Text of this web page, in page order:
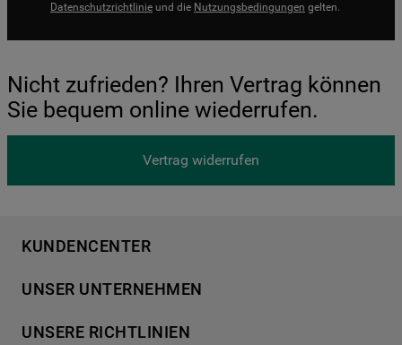
Datenschutzrichtlinie und die Nutzungsbedingungen gelten.
Nicht zufrieden? Ihren Vertrag können
Sie bequem online wiederrufen.
Vertrag widerrufen
KUNDENCENTER
Händlersuche
Häufige Fragen
UNSER UNTERNEHMEN
Für Händler
UNSERE RICHTLINIEN